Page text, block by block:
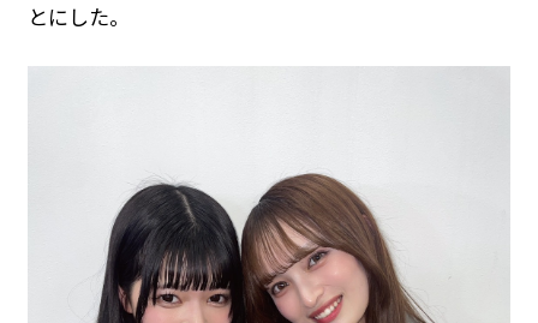
とにした。